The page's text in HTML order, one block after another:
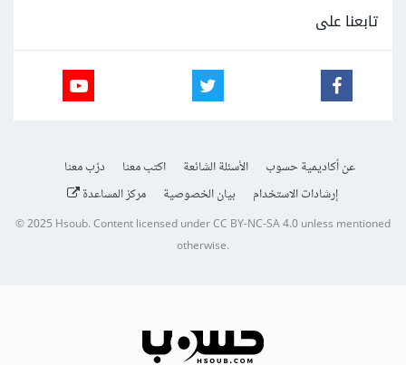
تابعنا على
عن أكاديمية حسوب الأسئلة الشائعة اكتب معنا
درّب معنا
إرشادات الاستخدام
بيان الخصوصية مركز المساعدة
© 2025Hsoub.Content licensed underCC BY-NC-SA 4.0unless mentioned
otherwise.